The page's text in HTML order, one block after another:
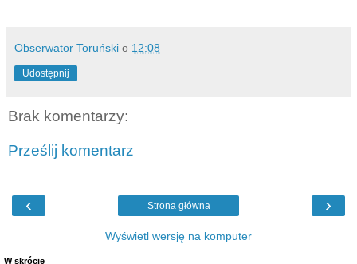
Obserwator Toruński o 12:08
Udostępnij
Brak komentarzy:
Prześlij komentarz
‹ ›
Strona główna
Wyświetl wersję na komputer
W skrócie